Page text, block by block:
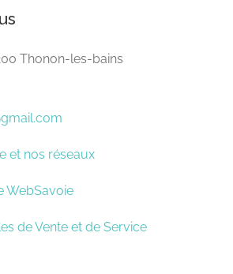
Thonon-les-bains
et nos réseaux
WebSavoie
de Vente et de Service